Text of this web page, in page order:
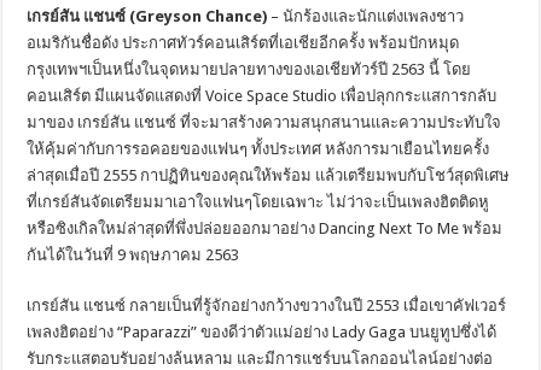
เกรย์สัน แชนซ์ (Greyson Chance) – นักร้องและนักแต่งเพลงชาว
อเมริกันชื่อดัง ประกาศทัวร์คอนเสิร์ตที่เอเชียอีกครั้ง พร้อมปักหมุด
กรุงเทพฯเป็นหนึ่งในจุดหมายปลายทางของเอเชียทัวร์ปี 2563 นี้ โดย
คอนเสิร์ต มีแผนจัดแสดงที่ Voice Space Studio เพื่อปลุกกระแสการกลับ
มาของ เกรย์สัน แชนซ์ ที่จะมาสร้างความสนุกสนานและความประทับใจ
ให้คุ้มค่ากับการรอคอยของแฟนๆ ทั้งประเทศ หลังการมาเยือนไทยครั้ง
ล่าสุดเมื่อปี 2555 กาปฏิทินของคุณให้พร้อม แล้วเตรียมพบกับโชว์สุดพิเศษ
ที่เกรย์สันจัดเตรียมมาเอาใจแฟนๆโดยเฉพาะ ไม่ว่าจะเป็นเพลงฮิตติดหู
หรือซิงเกิลใหม่ล่าสุดที่พึ่งปล่อยออกมาอย่าง Dancing Next To Me พร้อม
กันได้ในวันที่ 9 พฤษภาคม 2563
เกรย์สัน แชนซ์ กลายเป็นที่รู้จักอย่างกว้างขวางในปี 2553 เมื่อเขาคัฟเวอร์
เพลงฮิตอย่าง “Paparazzi” ของดีว่าตัวแม่อย่าง Lady Gaga บนยูทูปซึ่งได้
รับกระแสตอบรับอย่างล้นหลาม และมีการแชร์บนโลกออนไลน์อย่างต่อ